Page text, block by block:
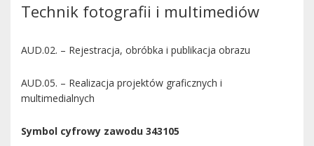
Technik fotografii i multimediów
AUD.02. – Rejestracja, obróbka i publikacja obrazu
AUD.05. – Realizacja projektów graficznych i
multimedialnych
Symbol cyfrowy zawodu 343105